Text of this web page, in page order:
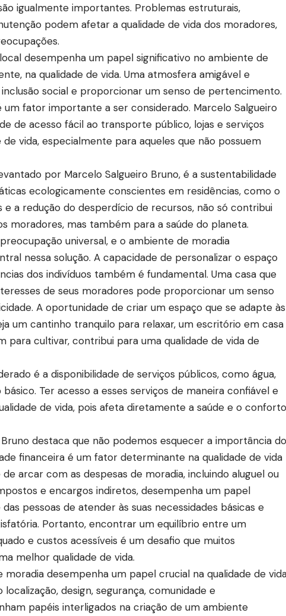
igualmente importantes. Problemas estruturais,
podem afetar a qualidade de vida dos moradores,
desempenha um papel significativo no ambiente de
na qualidade de vida. Uma atmosfera amigável e
social e proporcionar um senso de pertencimento.
um fator importante a ser considerado. Marcelo Salgueiro
de acesso fácil ao transporte público, lojas e serviços
vida, especialmente para aqueles que não possuem
por Marcelo Salgueiro Bruno, é a sustentabilidade
ecologicamente conscientes em residências, como o
​​e a redução do desperdício de recursos, não só contribui
moradores, mas também para a saúde do planeta.
universal, e o ambiente de moradia
nessa solução. A capacidade de personalizar o espaço
dos indivíduos também é fundamental. Uma casa que
de seus moradores pode proporcionar um senso
A oportunidade de criar um espaço que se adapte às
um cantinho tranquilo para relaxar, um escritório em casa
para cultivar, contribui para uma qualidade de vida de
é a disponibilidade de serviços públicos, como água,
Ter acesso a esses serviços de maneira confiável e
de vida, pois afeta diretamente a saúde e o conforto
destaca que não podemos esquecer a importância do
financeira é um fator determinante na qualidade de vida
arcar com as despesas de moradia, incluindo aluguel ou
e encargos indiretos, desempenha um papel
pessoas de atender às suas necessidades básicas e
Portanto, encontrar um equilíbrio entre um
e custos acessíveis é um desafio que muitos
melhor qualidade de vida.
moradia desempenha um papel crucial na qualidade de
design, segurança, comunidade e
papéis interligados na criação de um ambiente